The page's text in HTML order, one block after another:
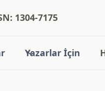
Yazarlar İçin
1304-7175